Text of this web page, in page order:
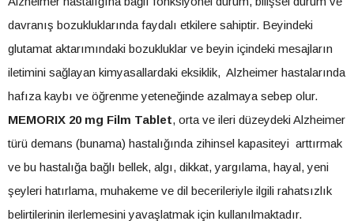
davranış bozukluklarında faydalı etkilere sahiptir. Beyindeki
glutamat aktarımındaki bozukluklar ve beyin içindeki mesajların
iletimini sağlayan kimyasallardaki eksiklik, Alzheimer hastalarında
hafıza kaybı ve öğrenme yeteneğinde azalmaya sebep olur.
MEMORIX 20 mg Film Tablet, orta ve ileri düzeydeki Alzheimer
türü demans (bunama) hastalığında zihinsel kapasiteyi arttırmak
ve bu hastalığa bağlı bellek, algı, dikkat, yargılama, hayal, yeni
şeyleri hatırlama, muhakeme ve dil becerileriyle ilgili rahatsızlık
belirtilerinin ilerlemesini yavaşlatmak için kullanılmaktadır.